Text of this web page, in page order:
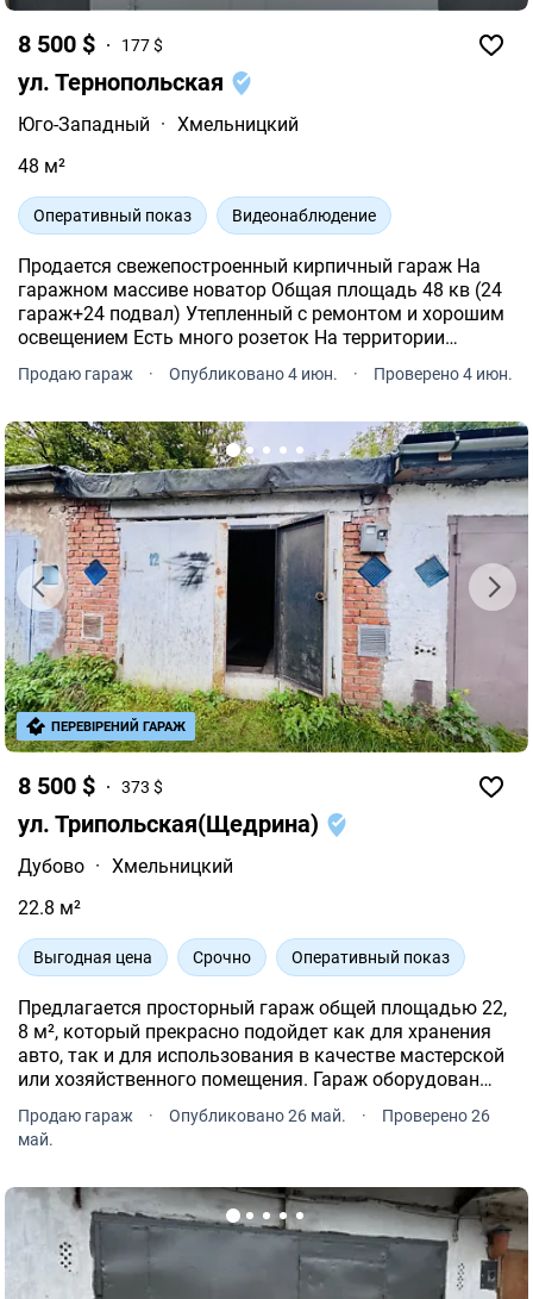
8 500 $ 177 $
ул. Тернопольская
Юго-Западный · Хмельницкий
48 м²
Оперативный показ Видеонаблюдение
Продается свежепостроенный кирпичный гараж На
гаражном массиве новатор Общая площадь 48 кв (24
гараж+24 подвал) Утепленный с ремонтом и хорошим
освещением Есть много розеток На территории
массива есть охрана и видеонаблюдение Рядом есть
колодец с питьевой водой.
Продаю гараж · Опубликовано 4 июн. · Проверено 4 июн.
8 500 $ 373 $
ул. Трипольская(Щедрина)
Дубово · Хмельницкий
22.8 м²
Выгодная цена Срочно Оперативный показ
Предлагается просторный гараж общей площадью 22,
8 м², который прекрасно подойдет как для хранения
авто, так и для использования в качестве мастерской
или хозяйственного помещения. Гараж оборудован
смотровой ямой, которая пригодится для
обслуживания автомобиля.
Продаю гараж · Опубликовано 26 май. ·
Проверено 26
май.
ПЕРЕВІРЕНИЙ ГАРАЖ